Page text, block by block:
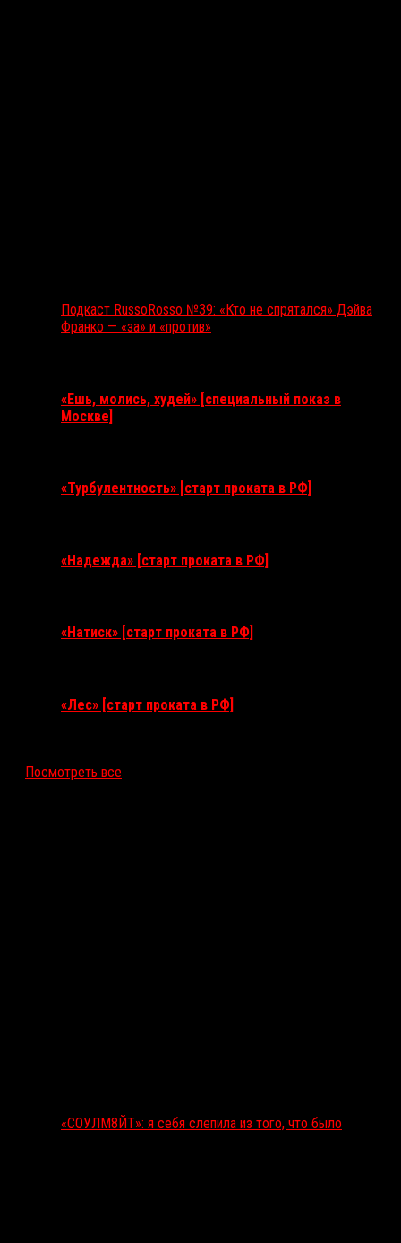
Подкаст RussoRosso №39: «Кто не спрятался» Дэйва
Франко — «за» и «против»
«Ешь, молись, худей» [специальный показ в
Москве]
«Турбулентность» [старт проката в РФ]
«Надежда» [старт проката в РФ]
«Натиск» [старт проката в РФ]
«Лес» [старт проката в РФ]
Посмотреть все
«СОУЛМ8ЙТ»: я себя слепила из того, что было